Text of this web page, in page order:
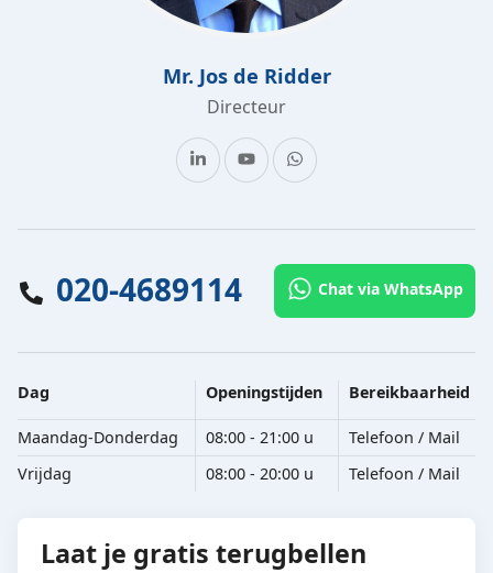
Mr. Jos de Ridder
Directeur
020-4689114 Chat via WhatsApp
Dag Openingstijden Bereikbaarheid
Maandag-Donderdag 08:00 - 21:00 u
Telefoon / Mail
Vrijdag
08:00 - 20:00 u Telefoon / Mail
Laat je gratis terugbellen